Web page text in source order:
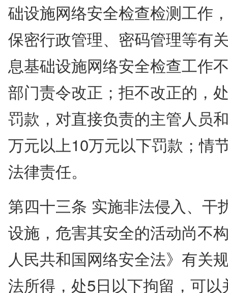
础设施网络安全检查检测工作
保密行政管理、密码管理等有
息基础设施网络安全检查工作
部门责令改正；拒不改正的，
罚款，对直接负责的主管人员
万元以上10万元以下罚款；情
法律责任。
第四十三条 实施非法侵入、干
设施，危害其安全的活动尚不
人民共和国网络安全法》有关
法所得，处5日以下拘留，可